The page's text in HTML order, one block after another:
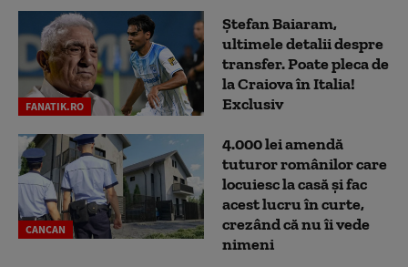
FANATIK.RO
Ștefan Baiaram,
ultimele detalii despre
transfer. Poate pleca de
la Craiova în Italia!
Exclusiv
CANCAN
4.000 lei amendă
tuturor românilor care
locuiesc la casă și fac
acest lucru în curte,
crezând că nu îi vede
nimeni